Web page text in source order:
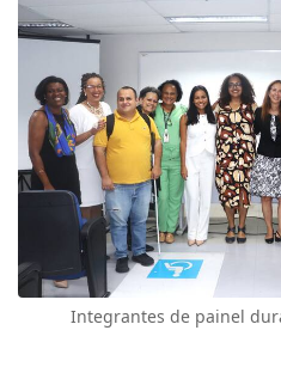
Integrantes de painel